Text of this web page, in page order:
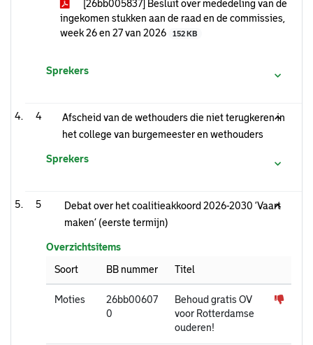
[26bb005837] Besluit over mededeling van de
ingekomen stukken aan de raad en de commissies,
week 26 en 27 van 2026
152 KB
Sprekers
4
Afscheid van de wethouders die niet terugkeren in
het college van burgemeester en wethouders
Sprekers
5
Debat over het coalitieakkoord 2026-2030 ‘Vaart
maken’ (eerste termijn)
Overzichtsitems
Soort
BB nummer Titel
Moties
26bb00607
0
Behoud gratis OV
voor Rotterdamse
ouderen!